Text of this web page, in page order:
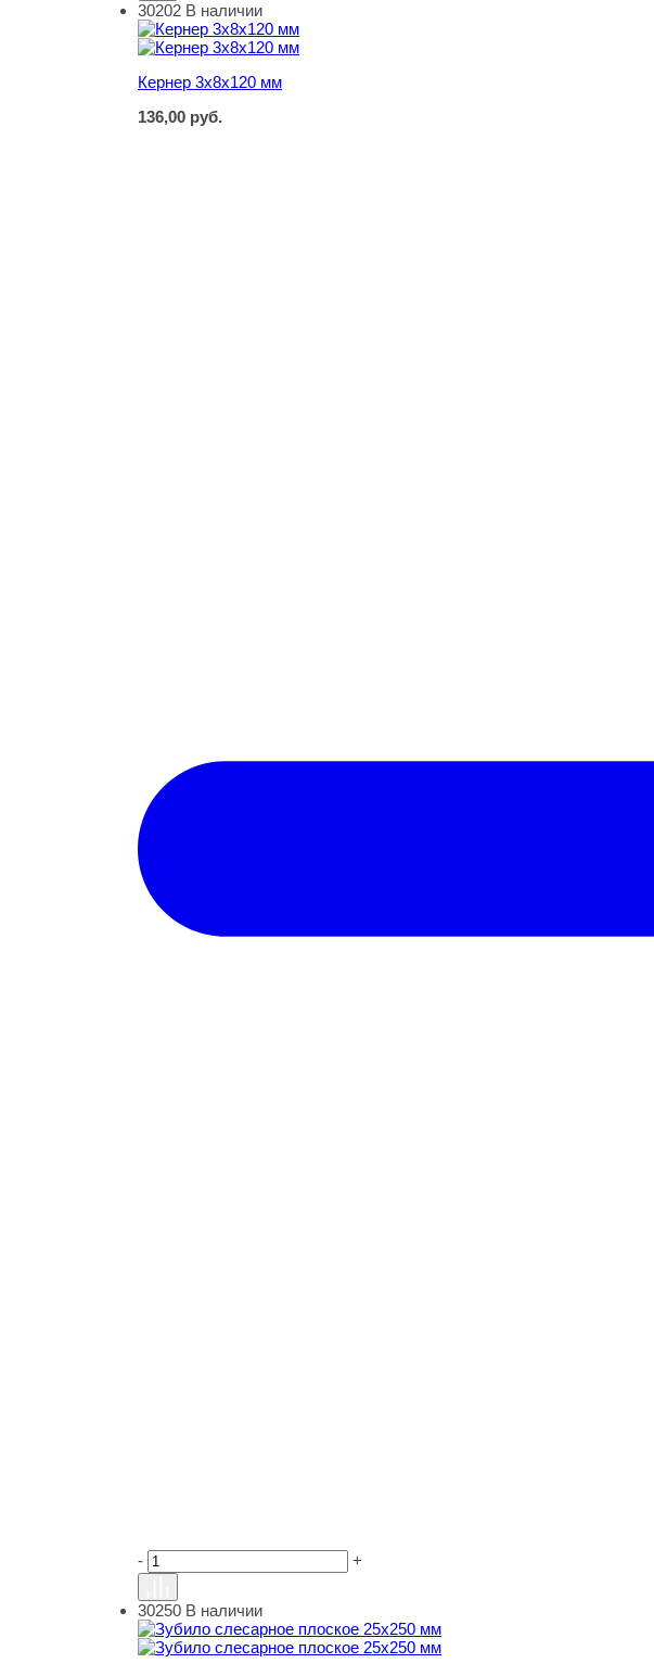
Кернер 3х8х120 мм
30202 В наличии
Кернер 3х8х120 мм
136,00 руб.
- +
Зубило слесарное плоское 25х250 мм
30250 В наличии